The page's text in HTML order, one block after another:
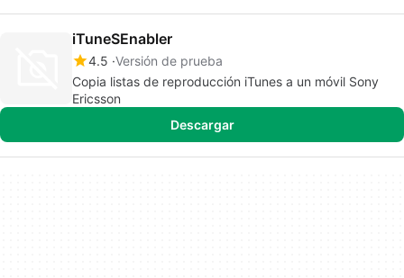
iTuneSEnabler
4.5 Versión de prueba
Copia listas de reproducción iTunes a un móvil Sony
Ericsson
Descargar